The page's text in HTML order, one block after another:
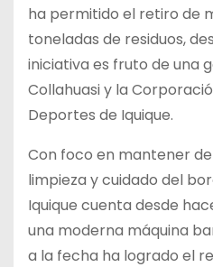
ha permitido el retiro de
toneladas de residuos,
iniciativa es fruto de una
Collahuasi y la
Deportes de Iquique.
Con foco en mantener
limpieza y cuidado del
Iquique cuenta desde
una moderna máquina
a la fecha ha logrado el